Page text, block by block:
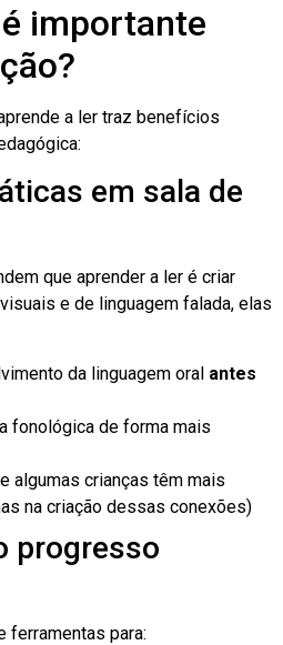
importante
a ler traz benefícios
em sala de
que aprender a ler é criar
e de linguagem falada, elas
da linguagem oral antes
fonológica de forma mais
algumas crianças têm mais
na criação dessas conexões)
progresso
ferramentas para: